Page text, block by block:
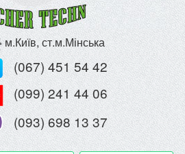
м.Київ, ст.м.Мінська
(067) 451 54 42
(099) 241 44 06
(093) 698 13 37